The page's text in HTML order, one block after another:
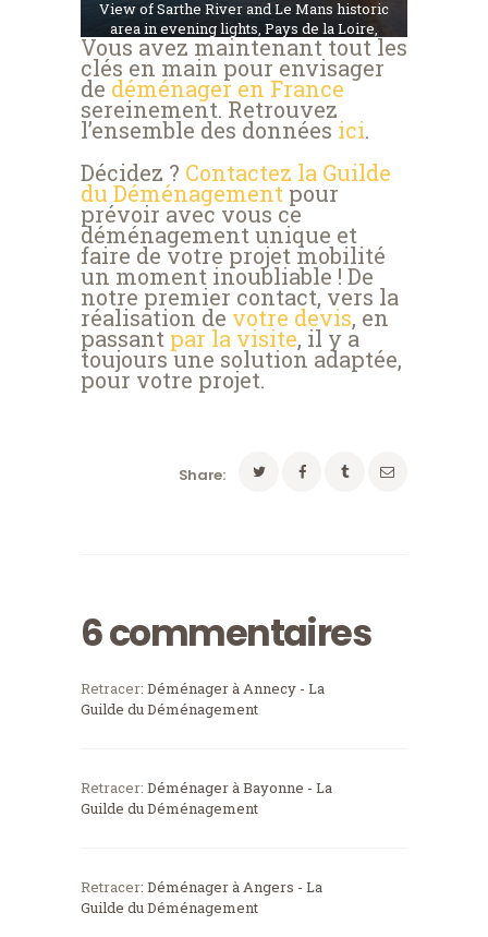
View of Sarthe River and Le Mans historic
area in evening lights, Pays de la Loire,
France.
Vous avez maintenant tout les
clés en main pour envisager
de déménager en France
sereinement. Retrouvez
l’ensemble des données ici.
Décidez ? Contactez la Guilde
du Déménagement pour
prévoir avec vous ce
déménagement unique et
faire de votre projet mobilité
un moment inoubliable ! De
notre premier contact, vers la
réalisation de votre devis, en
passant par la visite, il y a
toujours une solution adaptée,
pour votre projet.
Share:
6 commentaires
Retracer: Déménager à Annecy - La
Guilde du Déménagement
Retracer: Déménager à Bayonne - La
Guilde du Déménagement
Retracer: Déménager à Angers - La
Guilde du Déménagement